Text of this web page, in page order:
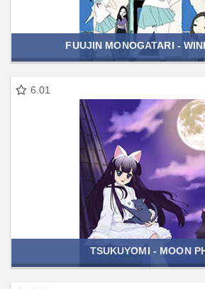
FUUJIN MONOGATARI -
6.01
TSUKUYOMI - MOON